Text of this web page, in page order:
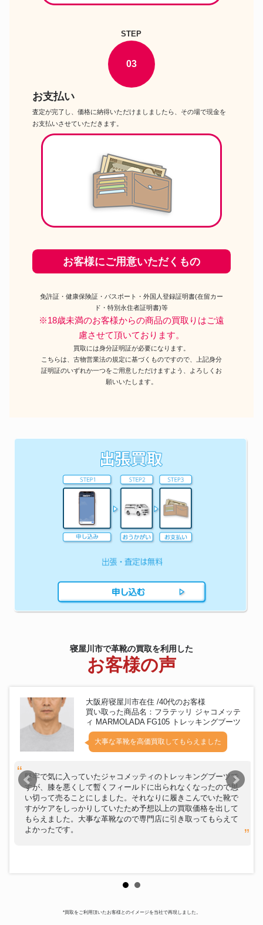
STEP
03
お支払い
査定が完了し、価格に納得いただけましましたら、その場で現金を
お支払いさせていただきます。
お客様にご用意いただくもの
免許証・健康保険証・パスポート・外国人登録証明書(在留カー
ド・特別永住者証明書)等
※18歳未満のお客様からの商品の買取りはご遠
慮させて頂いております。
買取には身分証明証が必要になります。
こちらは、古物営業法の規定に基づくものですので、上記身分
証明証のいずれか一つをご用意しただけますよう、よろしくお
願いいたします。
寝屋川市で革靴の買取を利用した
お客様の声
大阪府寝屋川市在住 /40代のお客様
買い取った商品名：フラテッリ ジャコメッテ
ィ MARMOLADA FG105 トレッキングブーツ
大事な革靴を高価買取してもらえました
堅牢で気に入っていたジャコメッティのトレッキングブーツで
すが、膝を悪くして暫くフィールドに出られなくなったので思
い切って売ることにしました。それなりに履きこんでいた靴で
すがケアをしっかりしていたため予想以上の買取価格を出して
もらえました。大事な革靴なので専門店に引き取ってもらえて
よかったです。
*買取をご利用頂いたお客様とのイメージを当社で再現しました。